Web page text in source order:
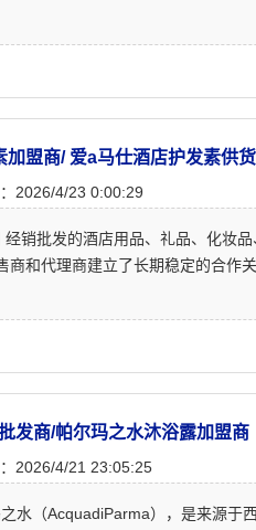
加盟商/ 爱a马仕酒店护发素供
2026/4/23 0:00:29
销批发的酒店用品、礼品、化妆品
商和代理商建立了长期稳定的合作
发商/帕尔玛之水沐浴露加盟商
2026/4/21 23:05:25
水（AcquadiParma），是来源于